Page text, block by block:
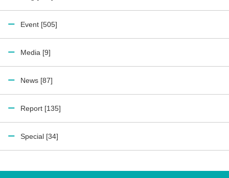
Event [505]
Media [9]
News [87]
Report [135]
Special [34]